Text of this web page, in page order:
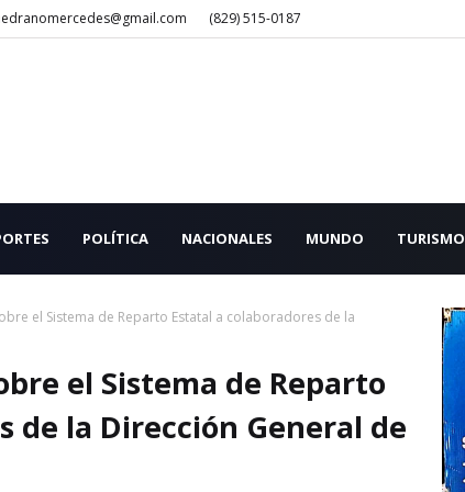
(829) 515-0187
POLÍTICA NACIONALES MUNDO TURISMO
el Sistema de Reparto Estatal a colaboradores de la
el Sistema de Reparto
de la Dirección General de